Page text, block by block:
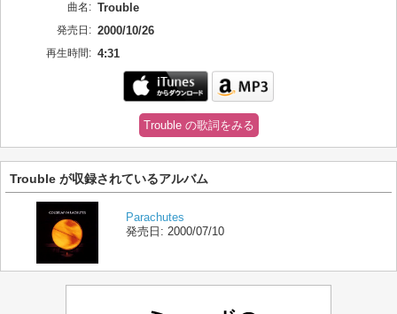
曲名: Trouble
発売日: 2000/10/26
再生時間: 4:31
Trouble の歌詞をみる
Trouble が収録されているアルバム
Parachutes
発売日: 2000/07/10